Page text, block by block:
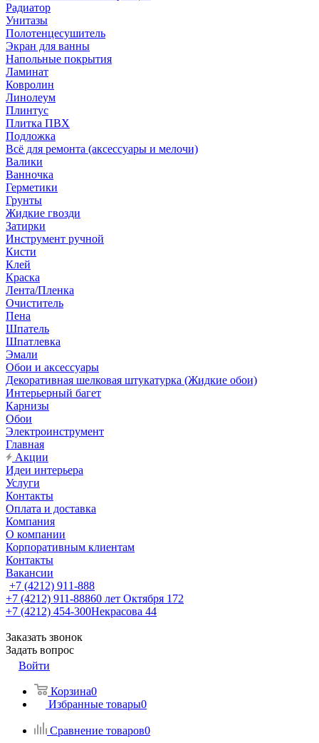
Радиатор
Унитазы
Полотенцесушитель
Экран для ванны
Напольные покрытия
Ламинат
Ковролин
Линолеум
Плинтус
Плитка ПВХ
Подложка
Всё для ремонта (аксессуары и мелочи)
Валики
Ванночка
Герметики
Грунты
Жидкие гвозди
Затирки
Инструмент ручной
Кисти
Клей
Краска
Лента/Пленка
Очиститель
Пена
Шпатель
Шпатлевка
Эмали
Обои и аксессуары
Декоративная шелковая штукатурка (Жидкие обои)
Интерьерный багет
Карнизы
Обои
Электроинструмент
Главная
Акции
Идеи интерьера
Услуги
Контакты
Оплата и доставка
Компания
О компании
Корпоративным клиентам
Контакты
Вакансии
+7 (4212) 911-888
+7 (4212) 911-88860 лет Октября 172
+7 (4212) 454-300Некрасова 44
Заказать звонок
Задать вопрос
Войти
Корзина0
Избранные товары0
Сравнение товаров0